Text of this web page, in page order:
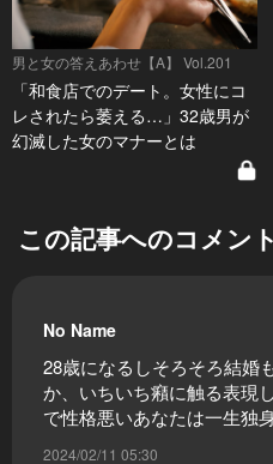
男と女の答えあわせ【A】 Vol.201
「和食店でのデート。女性にコ
レされたら萎える…」32歳男が
幻滅した女のマナーとは
この記事へのコメント
No Name
28歳になるしそろそろ結婚
か、いちいち癪に触る表現
で性格悪いあなたは一生独身
2024/02/11 05:30